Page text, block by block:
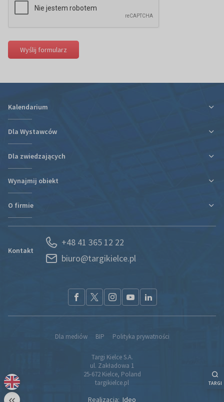
Wyślij formularz
Kalendarium
Dla Wystawców
Ulga podatkowa za udział w targach
Plan targów i hal
Regulaminy i oświadczenia
Portal Wystawcy
Spedycja
Dla zwiedzających
Plan targów i hal
Kontakt
Wynajmij obiekt
Nowa hala
O firmie
Kariera
Komunikacja z Akcjonariuszami
Izba Gospodarcza „Grono Targowe Kielce”
Klaster Metrologiczny
Polityka jakości
Kontakt
+48 41 365 12 22
biuro@targikielce.pl
Targi Kielce S.A.
ul. Zakładowa 1
25-672 Kielce, Poland
targikielce.pl
Dla mediów BIP Polityka prywatności
Realizacja: Ideo
TARGI